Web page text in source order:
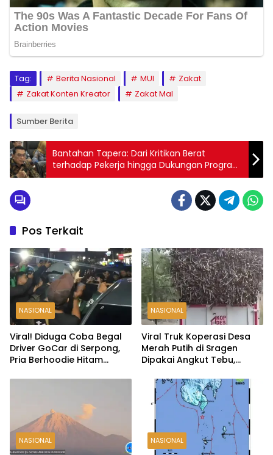
Tag: Berita Nasional MUI
Zakat
Zakat Konten Kreator
Zakat Mal
Sumber Berita
Bantahan Tapera: Dari Kritikan Berat
terhadap Pekerja hingga Dukungan Program
Makan Gratis
Pos Terkait
NASIONAL
Viral! Diduga Coba Begal
Driver GoCar di Serpong,
Pria Berhoodie Hitam
Polisi
NASIONAL
Viral Truk Koperasi Desa
Merah Putih di Sragen
Dipakai Angkut Tebu,
Tangan
NASIONAL NASIONAL